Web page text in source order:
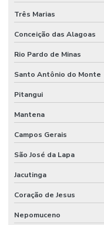
Manutenção Preventiva
Manutenção Preventiva
Manutenção Preventiva E
Manutenção Preventiva E
Manutenção Preventiva E
Manutenção Preventiva E
Manutenção Preventiva
Manutenção Preventiva
Três Marias
Conceição das Alagoas
Rio Pardo de Minas
Santo Antônio do Monte
Pitangui
Mantena
Campos Gerais
São José da Lapa
Jacutinga
Coração de Jesus
Nepomuceno